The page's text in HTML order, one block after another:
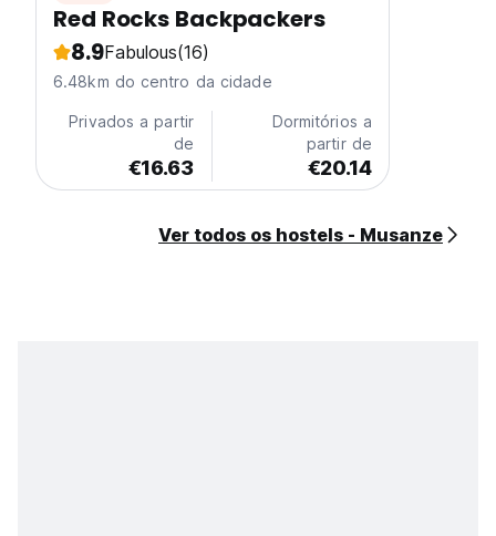
Red Rocks Backpackers
8.9Fabulous(16)
6.48km do centro da cidade
Privados a partir
de
€16.63
Dormitórios a
partir de
€20.14
Ver todos os hostels - Musanze